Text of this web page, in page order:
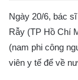
Ngày 20/6, bác
Rẫy (TP Hồ Chí
(nam phi công
viên y tế để về